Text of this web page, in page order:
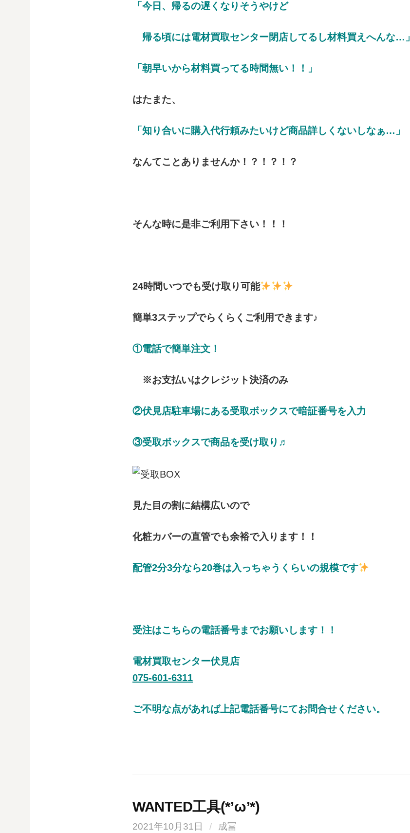
「今日、帰るの遅くなりそうやけど
帰る頃には電材買取センター閉店してるし材料買えへんな…」
「朝早いから材料買ってる時間無い！！」
はたまた、
「知り合いに購入代行頼みたいけど商品詳しくないしなぁ…」
なんてことありませんか！？！？！？
そんな時に是非ご利用下さい！！！
24時間いつでも受け取り可能
簡単3ステップでらくらくご利用できます♪
①電話で簡単注文！
※お支払いはクレジット決済のみ
②伏見店駐車場にある受取ボックスで暗証番号を入力
③受取ボックスで商品を受け取り♬
見た目の割に結構広いので
化粧カバーの直管でも余裕で入ります！！
配管2分3分なら20巻は入っちゃうくらいの規模です
受注はこちらの電話番号までお願いします！！
電材買取センター伏見店
075-601-6311
ご不明な点があれば上記電話番号にてお問合せください。
WANTED工具(*’ω’*)
2021年10月31日 / 成冨